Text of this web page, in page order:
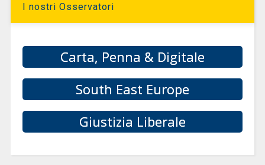
I nostri Osservatori
Carta, Penna & Digitale
South East Europe
Giustizia Liberale